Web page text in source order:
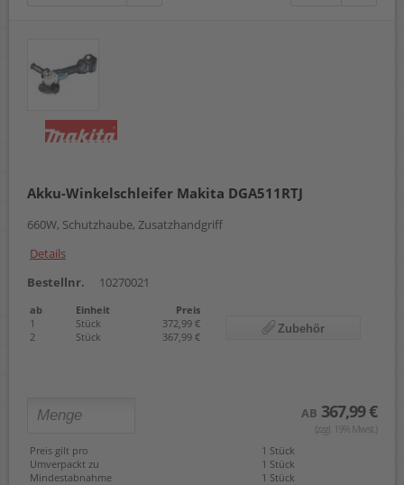
Akku-Winkelschleifer Makita DGA511RTJ
660W, Schutzhaube, Zusatzhandgriff
Details
Bestellnr.
10270021
ab Einheit
Preis
1
Stück
372,99 €
2
Stück 367,99 €
Zubehör
AB 367,99 €
(zzgl. 19% Mwst.)
Preis gilt pro
1 Stück
Umverpackt zu
1 Stück
Mindestabnahme
1 Stück